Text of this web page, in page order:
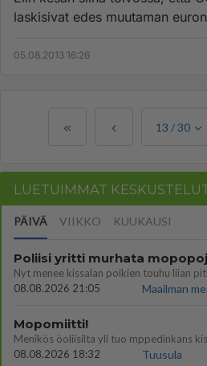
laskisivat edes muutaman
05.08.2013 16:26
13 /30
LUETUIMMAT
PÄIVÄ VIIKKO KUUKAUSI
Poliisi yritti murhata
08.08.2026 21:05
Maailman
Mopomiitti!
08.08.2026 18:32
Tuusula